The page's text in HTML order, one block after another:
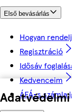
Első bevásárlás
Hogyan
Regisztráció
Idősáv
Kedvenceim
ÁFÁ-s számla